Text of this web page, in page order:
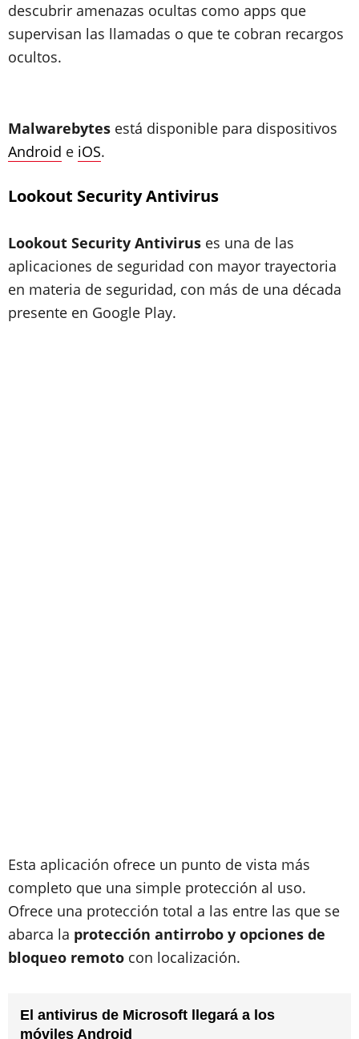
descubrir amenazas ocultas como apps que
supervisan las llamadas o que te cobran recargos
ocultos.
Malwarebytes está disponible para dispositivos
Android e iOS.
Lookout Security Antivirus
Lookout Security Antivirus es una de las
aplicaciones de seguridad con mayor trayectoria
en materia de seguridad, con más de una década
presente en Google Play.
Esta aplicación ofrece un punto de vista más
completo que una simple protección al uso.
Ofrece una protección total a las entre las que se
abarca la protección antirrobo y opciones de
bloqueo remoto con localización.
El antivirus de Microsoft llegará a los
móviles Android